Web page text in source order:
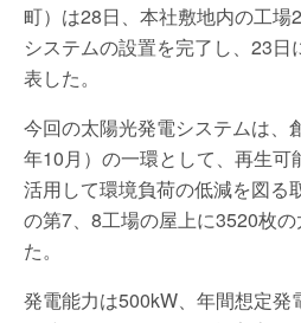
町）は28日、本社敷地内の工
システムの設置を完了し、23
表した。
今回の太陽光発電システムは、
年10月）の一環として、再生可
活用して環境負荷の低減を図る
の第7、8工場の屋上に3520枚
た。
発電能力は500kW、年間想定発